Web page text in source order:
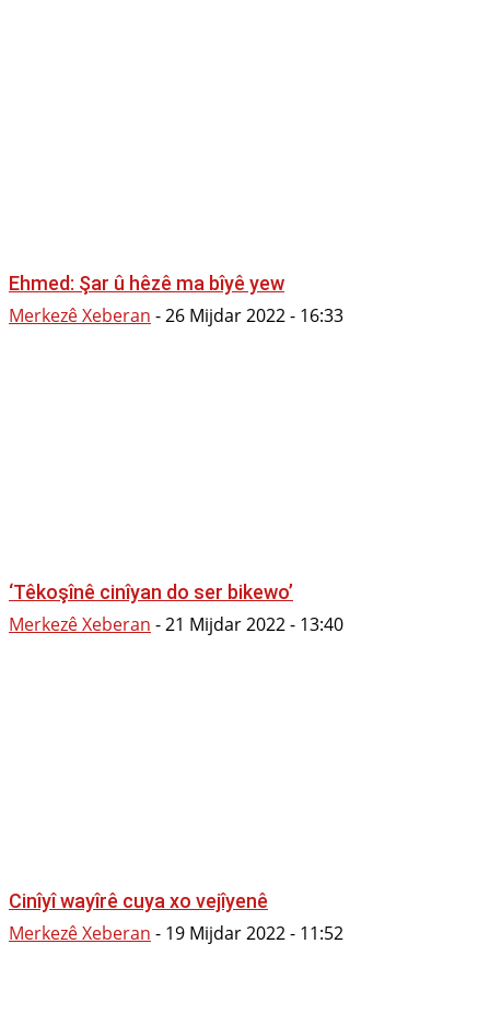
Ehmed: Şar û hêzê ma bîyê yew
Merkezê Xeberan -26 Mijdar 2022 - 16:33
‘Têkoşînê cinîyan do ser bikewo’
Merkezê Xeberan -21 Mijdar 2022 - 13:40
Cinîyî wayîrê cuya xo vejîyenê
Merkezê Xeberan - 19 Mijdar 2022 - 11:52